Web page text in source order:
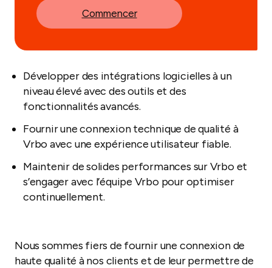
Commencer
Développer des intégrations logicielles à un
niveau élevé avec des outils et des
fonctionnalités avancés.
Fournir une connexion technique de qualité à
Vrbo avec une expérience utilisateur fiable.
Maintenir de solides performances sur Vrbo et
s’engager avec l’équipe Vrbo pour optimiser
continuellement.
Nous sommes fiers de fournir une connexion de
haute qualité à nos clients et de leur permettre de